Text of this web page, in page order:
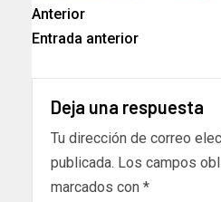
Anterior
Entrada anterior
Deja una respuesta
Tu dirección de correo
publicada. Los campos
marcados con *